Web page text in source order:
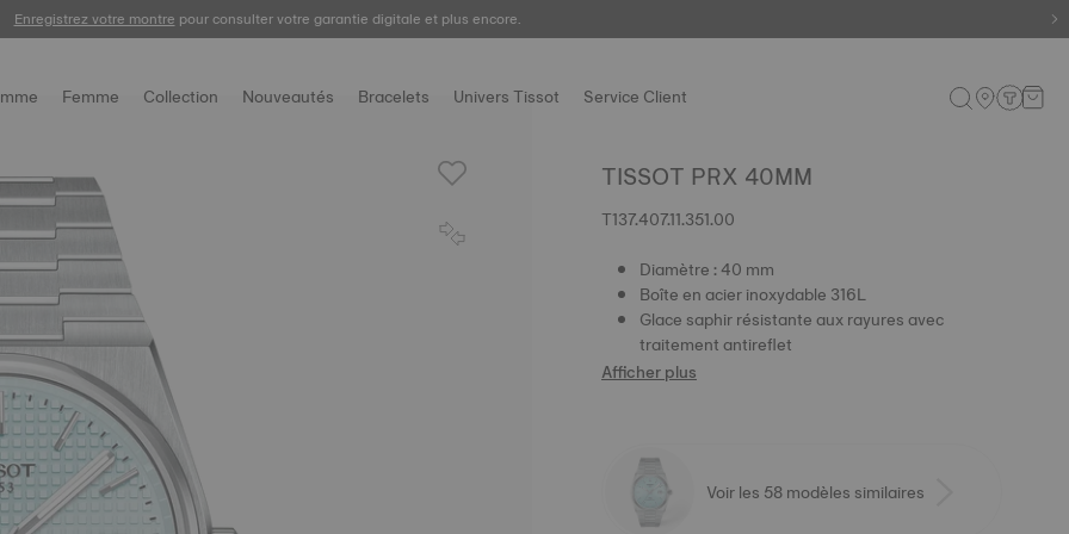
Livraison gratuite et retour offert sous 30 jours.
Enregistrez votre montre pour consulter votre garantie digitale et plus encore.
Femme Collection Nouveautés Bracelets Univers Tissot Service Client
TISSOT PRX 40MM
T137.407.11.351.00
Diamètre : 40 mm
Boîte en acier inoxydable 316L
Glace saphir résistante aux rayures avec
traitement antireflet
Afficher plus
Voir les 58 modèles similaires